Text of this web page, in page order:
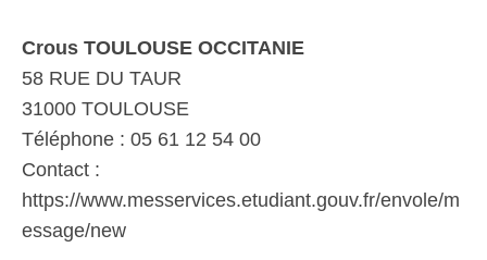
Crous TOULOUSE OCCITANIE
58 RUE DU TAUR
31000 TOULOUSE
Téléphone : 05 61 12 54 00
Contact :
https://www.messervices.etudiant.gouv.fr/envole/m
essage/new